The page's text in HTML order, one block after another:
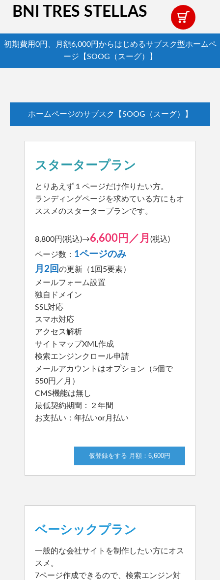
BNI TRES STELLAS
初期費用0円、月額6,000円からはじめるサブスク型ホームペ
ージ【SOOG（スーグ）】
ホームページのサブスク【SOOG（スーグ）】
スタータープラン
とりあえず１ページだけ作りたい方。
ランディングページを求めている方にもオ
ススメのスタータープランです。
8,800円(税込)→6,600円／月 (税込)
ページ数： 1ページのみ
月2回の更新（1回5要素）
メールフォーム設置
独自ドメイン
SSL対応
スマホ対応
アクセス解析
サイトマップXML作成
検索エンジンクロール申請
メールアカウントはオプション（5個で
550円／月）
CMS機能は無し
最低契約期間：２年間
お支払い：年払いor月払い
仮登録をする 月額：6,600円
ベーシックプラン
一般的な会社サイトを制作したい方にオス
スメ。
7ページ作成できるので、検索エンジン対